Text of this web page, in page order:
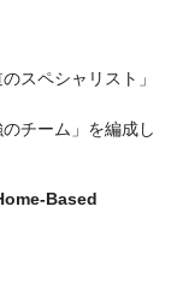
スペシャリスト」
チーム」を編成し
Based